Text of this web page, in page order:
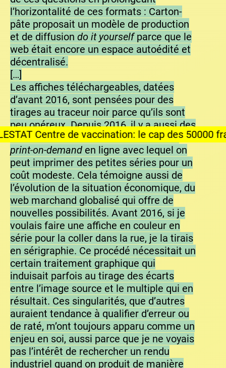
l’horizontalité de ces formats : Carton-
pâte proposait un modèle de production
et de diffusion do it yourselfparce que le
web était encore un espace autoédité et
décentralisé.
[…]
Les affiches téléchargeables, datées
d’avant 2016, sont pensées pour des
tirages au traceur noir parce qu’ils sont
peu onéreux. Depuis 2016, il y a aussi des
affiches couleurs ; c’est lié à l’essor du
print-on-demand en ligne avec lequel on
peut imprimer des petites séries pour un
coût modeste. Cela témoigne aussi de
l’évolution de la situation économique, du
web marchand globalisé qui offre de
nouvelles possibilités. Avant 2016, si je
voulais faire une affiche en couleur en
série pour la coller dans la rue, je la tirais
en sérigraphie. Ce procédé nécessitait un
certain traitement graphique qui
induisait parfois au tirage des écarts
entre l’image source et le multiple qui en
résultait. Ces singularités, que d’autres
auraient tendance à qualifier d’erreur ou
de raté, m’ont toujours apparu comme un
enjeu en soi, aussi parce que je ne voyais
pas l’intérêt de rechercher un rendu
industriel quand on produit de manière
vaccination: le cap des 50000 franchi